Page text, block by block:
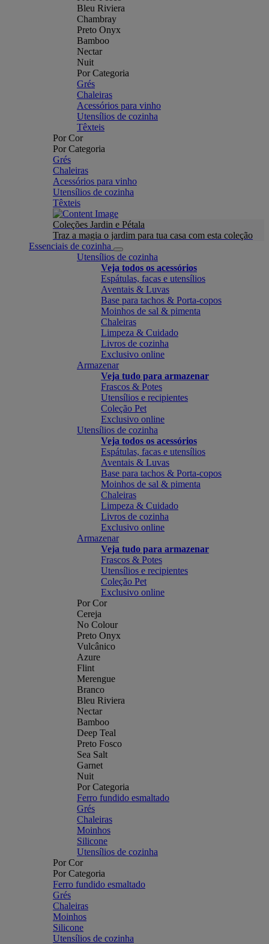
Bleu Riviera
Chambray
Preto Onyx
Bamboo
Nectar
Nuit
Por Categoria
Grés
Chaleiras
Acessórios para vinho
Utensílios de cozinha
Têxteis
Por Cor
Por Categoria
Grés
Chaleiras
Acessórios para vinho
Utensílios de cozinha
Têxteis
Coleções Jardin e Pétala
Traz a magia o jardim para tua casa com esta coleção
Essenciais de cozinha
Utensílios de cozinha
Veja todos os acessórios
Espátulas, facas e utensílios
Aventais & Luvas
Base para tachos & Porta-copos
Moinhos de sal & pimenta
Chaleiras
Limpeza & Cuidado
Livros de cozinha
Exclusivo online
Armazenar
Veja tudo para armazenar
Frascos & Potes
Utensílios e recipientes
Coleção Pet
Exclusivo online
Utensílios de cozinha
Veja todos os acessórios
Espátulas, facas e utensílios
Aventais & Luvas
Base para tachos & Porta-copos
Moinhos de sal & pimenta
Chaleiras
Limpeza & Cuidado
Livros de cozinha
Exclusivo online
Armazenar
Veja tudo para armazenar
Frascos & Potes
Utensílios e recipientes
Coleção Pet
Exclusivo online
Por Cor
Cereja
No Colour
Preto Onyx
Vulcânico
Azure
Flint
Merengue
Branco
Bleu Riviera
Nectar
Bamboo
Deep Teal
Preto Fosco
Sea Salt
Garnet
Nuit
Por Categoria
Ferro fundido esmaltado
Grés
Chaleiras
Moinhos
Silicone
Utensílios de cozinha
Por Cor
Por Categoria
Ferro fundido esmaltado
Grés
Chaleiras
Moinhos
Silicone
Utensílios de cozinha